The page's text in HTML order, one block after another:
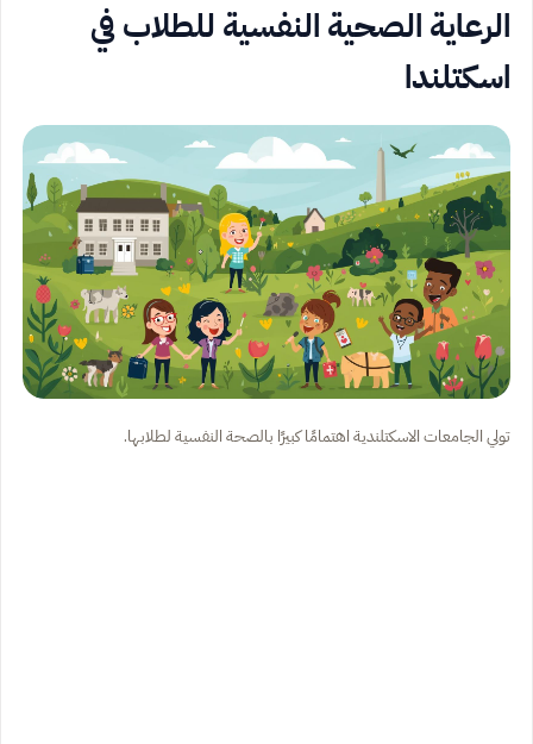
الرعاية الصحية النفسية للطلاب في
اسكتلندا
تولي الجامعات الاسكتلندية اهتمامًا كبيرًا بالصحة النفسية لطلابها.